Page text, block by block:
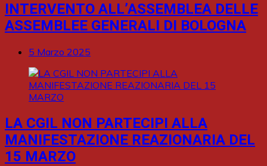
INTERVENTO ALL’ASSEMBLEA DELLE
ASSEMBLEE GENERALI DI BOLOGNA
5 Marzo 2025
LA CGIL NON PARTECIPI ALLA
MANIFESTAZIONE REAZIONARIA DEL
15 MARZO